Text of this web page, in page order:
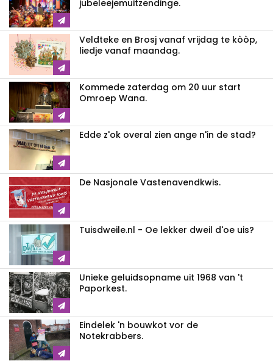
jubeleejemuitzendinge.
Veldteke en Brosj vanaf vrijdag te kòòp,
liedje vanaf maandag.
Kommede zaterdag om 20 uur start
Omroep Wana.
Edde z'ok overal zien ange n'in de stad?
De Nasjonale Vastenavendkwis.
Tuisdweile.nl - Oe lekker dweil d'oe uis?
Unieke geluidsopname uit 1968 van 't
Paporkest.
Eindelek 'n bouwkot vor de
Notekrabbers.